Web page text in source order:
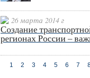
26 марта 2014 г
Создание
регионах России –
1 2 3 4 5 6 7